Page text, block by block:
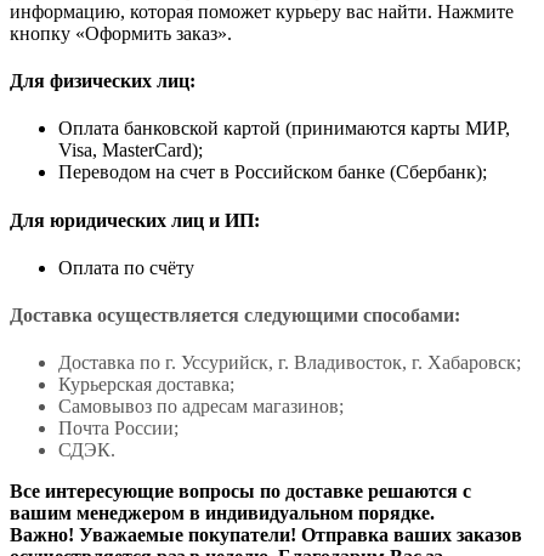
информацию, которая поможет курьеру вас найти. Нажмите
кнопку «Оформить заказ».
Для физических лиц:
Оплата банковской картой (принимаются карты МИР,
Visa, MasterCard);
Переводом на счет в Российском банке (Сбербанк);
Для юридических лиц и ИП:
Оплата по счёту
Доставка осуществляется следующими способами:
Доставка по г. Уссурийск, г. Владивосток, г. Хабаровск;
Курьерская доставка;
Самовывоз по адресам магазинов;
Почта России;
СДЭК.
Все интересующие вопросы по доставке решаются с
вашим менеджером в индивидуальном порядке.
Важно! Уважаемые покупатели! Отправка ваших заказов